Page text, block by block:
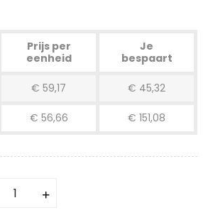
Prijs per
eenheid
Je
bespaart
€ 59,17 € 45,32
€ 56,66 € 151,08